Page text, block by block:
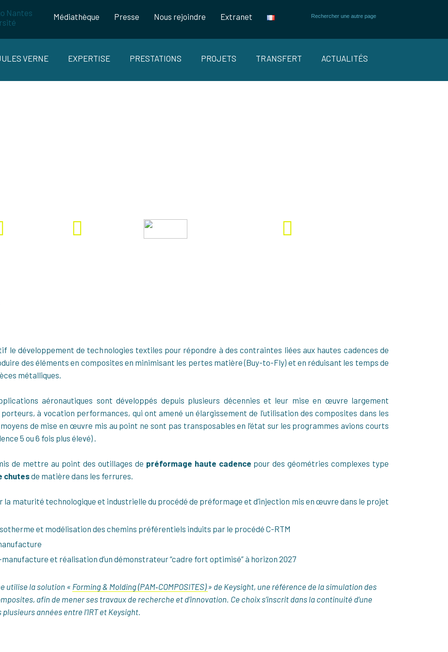
Médiathèque Presse Nous rejoindre Extranet
VERNE EXPERTISE PRESTATIONS PROJETS TRANSFERT ACTUALITÉS
le développement de technologies textiles pour répondre à des contraintes liées aux hautes cadences de
des éléments en composites en minimisant les pertes matière (Buy-to-Fly) et en réduisant les temps de
métalliques.
aéronautiques sont développés depuis plusieurs décennies et leur mise en œuvre largement
à vocation performances, qui ont amené un élargissement de l’utilisation des composites dans les
de mise en œuvre mis au point ne sont pas transposables en l’état sur les programmes avions courts
5 ou 6 fois plus élevé) .
de mettre au point des outillages de préformage haute cadence pour des géométries complexes type
chutesde matière dans les ferrures.
la maturité technologique et industrielle du procédé de préformage et d’injection mis en œuvre dans le projet
et modélisation des chemins préférentiels induits par le procédé C-RTM
et réalisation d’un démonstrateur “cadre fort optimisé” à horizon 2027
utilise la solution « Forming & Molding (PAM‑COMPOSITES)» de Keysight, une référence de la simulation des
afin de mener ses travaux de recherche et d’innovation. Ce choix s’inscrit dans la continuité d’une
années entre l’IRT et Keysight.